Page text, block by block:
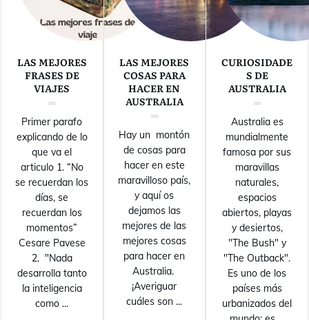
LAS MEJORES
FRASES DE
VIAJES
Primer parafo
explicando de lo
que va el
articulo 1. “No
se recuerdan los
días, se
recuerdan los
momentos”
Cesare Pavese
2. "Nada
desarrolla tanto
la inteligencia
como ...
LAS MEJORES
COSAS PARA
HACER EN
AUSTRALIA
Hay un montón
de cosas para
hacer en este
maravilloso país,
y aquí os
dejamos las
mejores de las
mejores cosas
para hacer en
Australia.
¡Averiguar
cuáles son ...
CURIOSIDADE
S DE
AUSTRALIA
Australia es
mundialmente
famosa por sus
maravillas
naturales,
espacios
abiertos, playas
y desiertos,
"The Bush" y
"The Outback".
Es uno de los
países más
urbanizados del